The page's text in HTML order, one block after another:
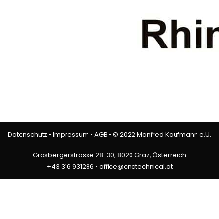
Datenschutz • Impressum • AGB • © 2022 Manfred Kaufmann e.U.
Grasbergerstrasse 28-30, 8020 Graz, Österreich
+43 316 931286 • office@cnctechnical.at